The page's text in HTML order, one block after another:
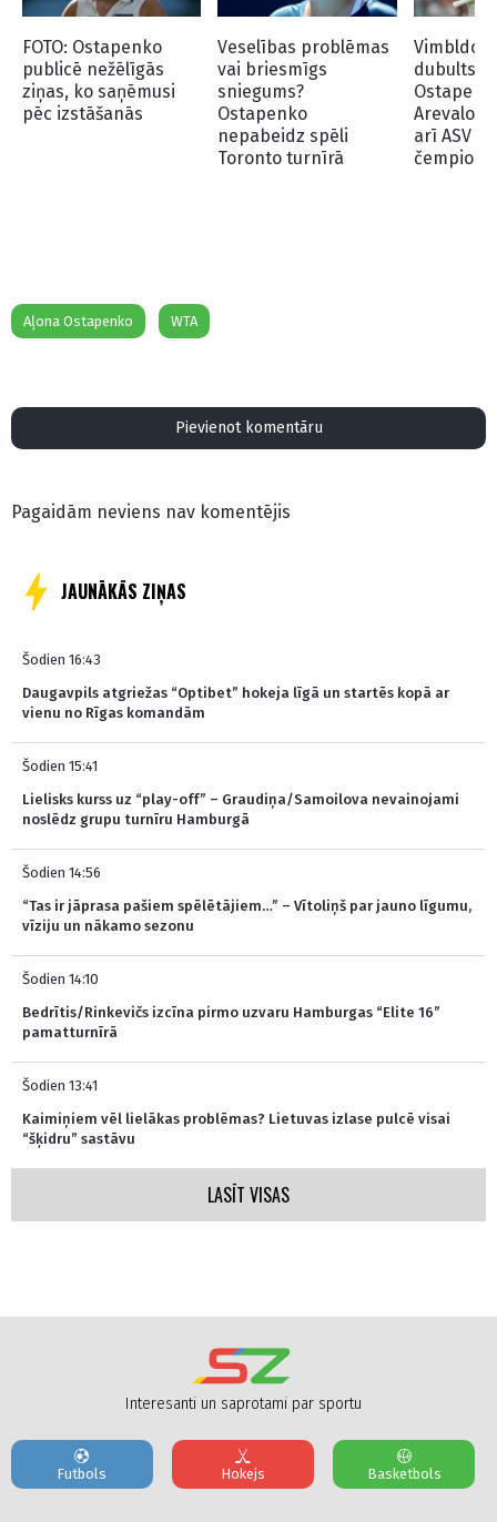
FOTO: Ostapenko
publicē nežēlīgās
ziņas, ko saņēmusi
pēc izstāšanās
Veselības problēmas
vai briesmīgs
sniegums?
Ostapenko
nepabeidz spēli
Toronto turnīrā
Arevalo
arī ASV
Aļona Ostapenko WTA
Pievienot komentāru
Pagaidām neviens nav komentējis
JAUNĀKĀS ZIŅAS
Šodien 16:43
Daugavpils atgriežas “Optibet” hokeja līgā un startēs kopā ar
vienu no Rīgas komandām
Šodien 15:41
Lielisks kurss uz “play-off” – Graudiņa/Samoilova nevainojami
noslēdz grupu turnīru Hamburgā
Šodien 14:56
“Tas ir jāprasa pašiem spēlētājiem…” – Vītoliņš par jauno līgumu,
vīziju un nākamo sezonu
Šodien 14:10
Bedrītis/Rinkevičs izcīna pirmo uzvaru Hamburgas “Elite 16”
pamatturnīrā
Šodien 13:41
Kaimiņiem vēl lielākas problēmas? Lietuvas izlase pulcē visai
“šķidru” sastāvu
LASĪT VISAS
Interesanti un saprotami par sportu
Futbols Hokejs Basketbols